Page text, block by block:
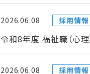
2026.06.08 採用情報
令和8年度 福祉職（心
2026.06.08 採用情報